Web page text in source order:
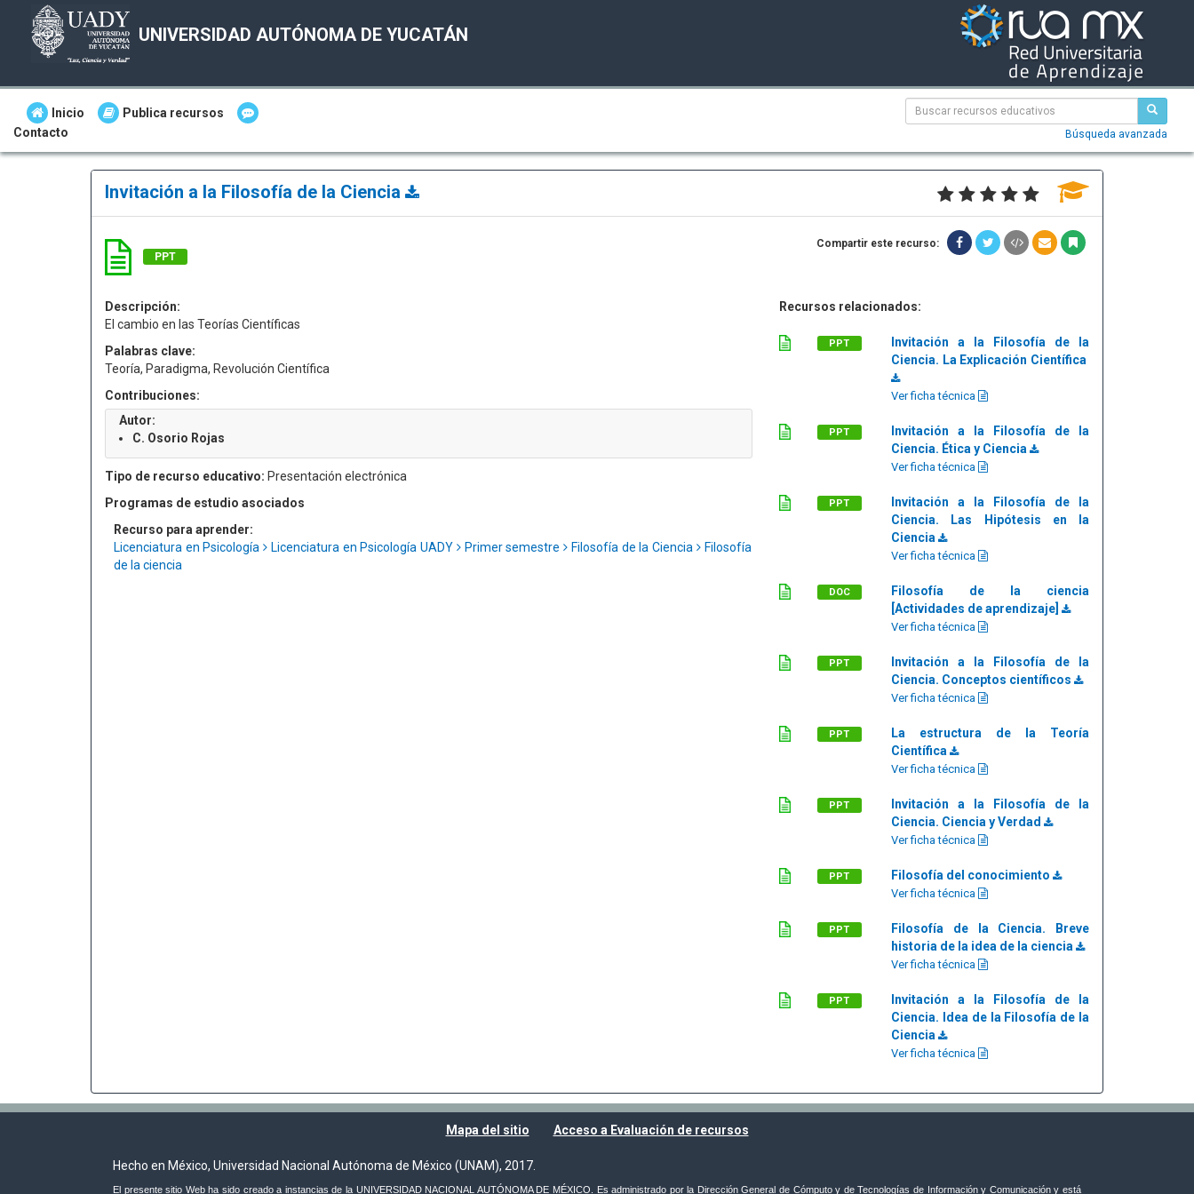
UNIVERSIDAD AUTÓNOMA DE YUCATÁN
Inicio
Publica recursos
Contacto
Búsqueda avanzada
Invitación a la Filosofía de la Ciencia
PPT
Compartir este recurso:
Descripción:
El cambio en las Teorías Científicas
Palabras clave:
Teoría, Paradigma, Revolución Científica
Contribuciones:
Autor:
C. Osorio Rojas
Tipo de recurso educativo: Presentación electrónica
Programas de estudio asociados
Recurso para aprender:
Licenciatura en Psicología
Licenciatura en Psicología UADY Primer semestre Filosofía de la Ciencia
Filosofía
de la ciencia
Recursos relacionados:
PPT
Invitación a la Filosofía de la
Ciencia. La Explicación Científica
Ver ficha técnica
PPT
Invitación a la Filosofía de la
Ciencia. Ética y Ciencia
Ver ficha técnica
PPT
Invitación a la Filosofía de la
Ciencia. Las Hipótesis en la
Ciencia
Ver ficha técnica
DOC
Filosofía de la ciencia
[Actividades de aprendizaje]
Ver ficha técnica
PPT
Invitación a la Filosofía de la
Ciencia. Conceptos científicos
Ver ficha técnica
PPT
La estructura de la Teoría
Científica
Ver ficha técnica
PPT
Invitación a la Filosofía de la
Ciencia. Ciencia y Verdad
Ver ficha técnica
PPT Filosofía del conocimiento
Ver ficha técnica
PPT
Filosofía de la Ciencia. Breve
historia de la idea de la ciencia
Ver ficha técnica
PPT
Invitación a la Filosofía de la
Ciencia. Idea de la Filosofía de la
Ciencia
Ver ficha técnica
Mapa del sitio Acceso a Evaluación de recursos
Hecho en México, Universidad Nacional Autónoma de México (UNAM), 2017.
El presente sitio Web ha sido creado a instancias de la UNIVERSIDAD NACIONAL AUTÓNOMA DE MÉXICO. Es administrado por la Dirección General de Cómputo y de Tecnologías de Información y Comunicación y está